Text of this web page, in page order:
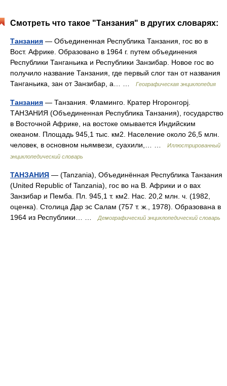
Смотреть что такое "Танзания" в других словарях:
Танзания — Объединенная Республика Танзания, гос во в
Вост. Африке. Образовано в 1964 г. путем объединения
Республики Танганьика и Республики Занзибар. Новое гос во
получило название Танзания, где первый слог тан от названия
Танганьика, зан от Занзибар, а… …
Географическая энциклопедия
Танзания — Танзания. Фламинго. Кратер Нгоронгорj.
ТАНЗАНИЯ (Объединенная Республика Танзания), государство
в Восточной Африке, на востоке омывается Индийским
океаном. Площадь 945,1 тыс. км2. Население около 26,5 млн.
человек, в основном ньямвези, суахили,… …
Иллюстрированный
энциклопедический словарь
ТАНЗАНИЯ — (Tanzania), Объединённая Республика Танзания
(United Republic of Tanzania), гос во на В. Африки и о вах
Занзибар и Пемба. Пл. 945,1 т. км2. Нас. 20,2 млн. ч. (1982,
оценка). Столица Дар эс Салам (757 т. ж., 1978). Образована в
1964 из Республики… …
Демографический энциклопедический словарь